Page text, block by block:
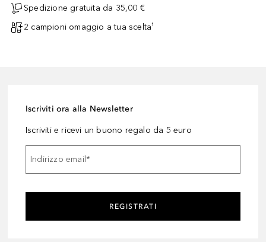
Spedizione gratuita da 35,00 €
2 campioni omaggio a tua scelta¹
Iscriviti ora alla Newsletter
Iscriviti e ricevi un buono regalo da 5 euro
Indirizzo email*
REGISTRATI